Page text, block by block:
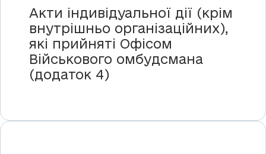
Акти індивідуальної дії (крім
внутрішньо організаційних),
які прийняті Офісом
Військового омбудсмана
(додаток 4)